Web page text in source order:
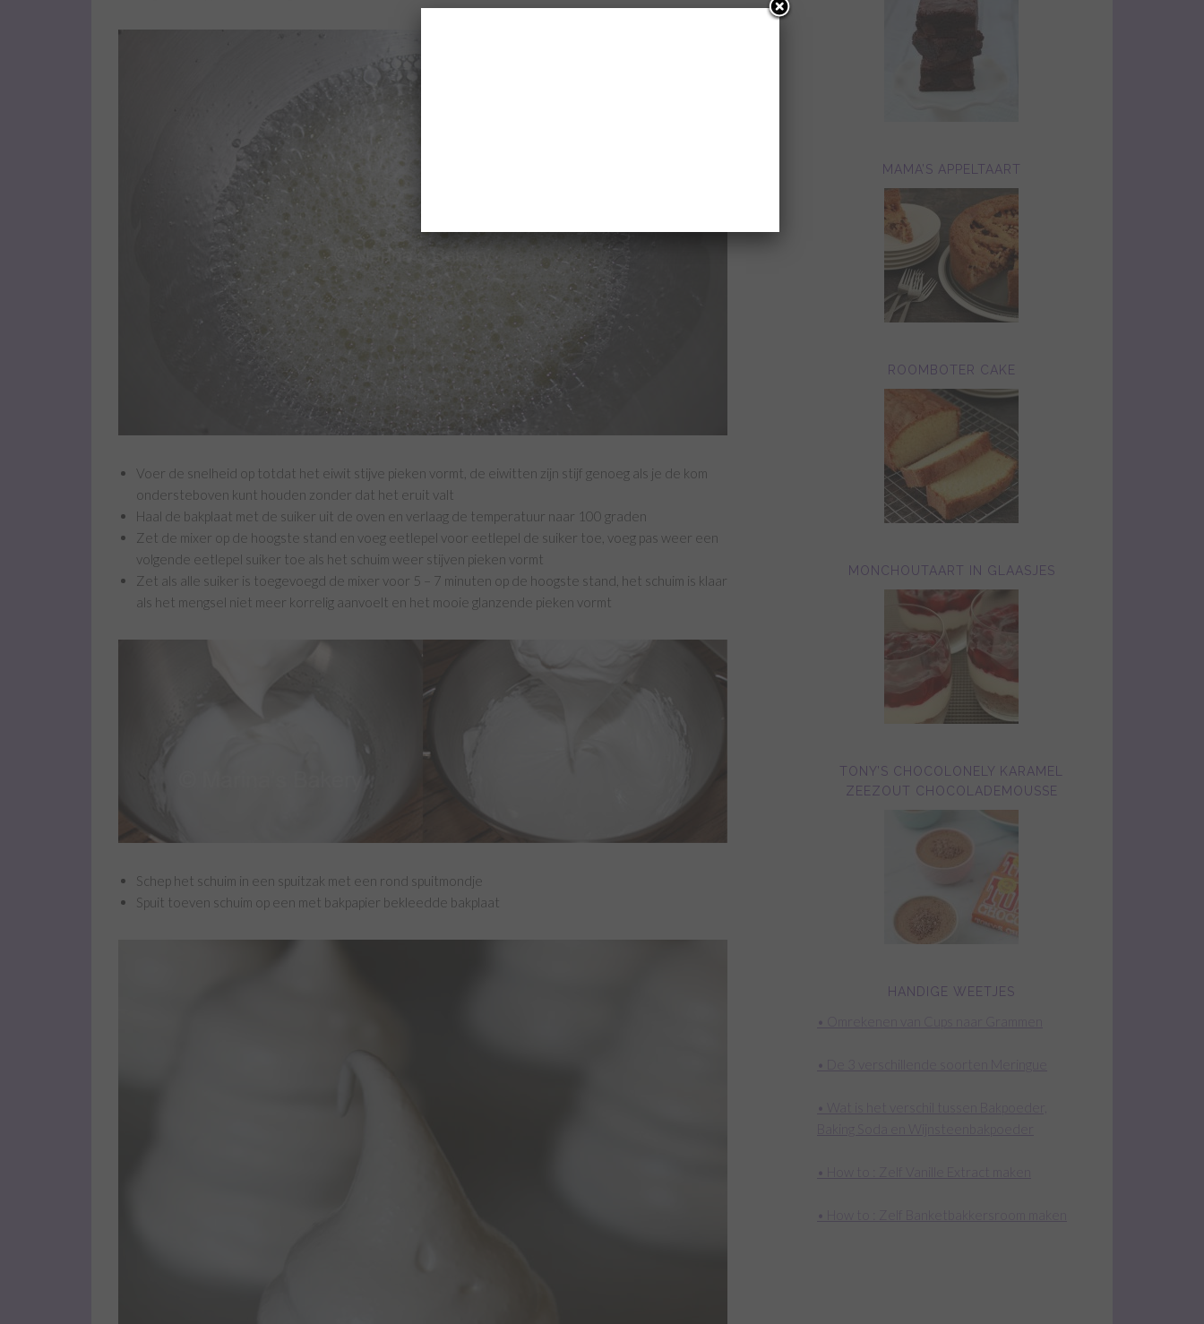
Voer de snelheid op totdat het eiwit stijve pieken vormt, de eiwitten zijn stijf genoeg als je de kom
ondersteboven kunt houden zonder dat het eruit valt
Haal de bakplaat met de suiker uit de oven en verlaag de temperatuur naar 100 graden
Zet de mixer op de hoogste stand en voeg eetlepel voor eetlepel de suiker toe, voeg pas weer een
volgende eetlepel suiker toe als het schuim weer stijven pieken vormt
Zet als alle suiker is toegevoegd de mixer voor 5 – 7 minuten op de hoogste stand, het schuim is klaar
als het mengsel niet meer korrelig aanvoelt en het mooie glanzende pieken vormt
Schep het schuim in een spuitzak met een rond spuitmondje
Spuit toeven schuim op een met bakpapier bekleedde bakplaat
MAMA’S APPELTAART
ROOMBOTER CAKE
MONCHOUTAART IN GLAASJES
TONY’S CHOCOLONELY KARAMEL
ZEEZOUT CHOCOLADEMOUSSE
HANDIGE WEETJES
• Omrekenen van Cups naar Grammen
• De 3 verschillende soorten Meringue
• Wat is het verschil tussen Bakpoeder,
Baking Soda en Wijnsteenbakpoeder
• How to : Zelf Vanille Extract maken
• How to : Zelf Banketbakkersroom maken